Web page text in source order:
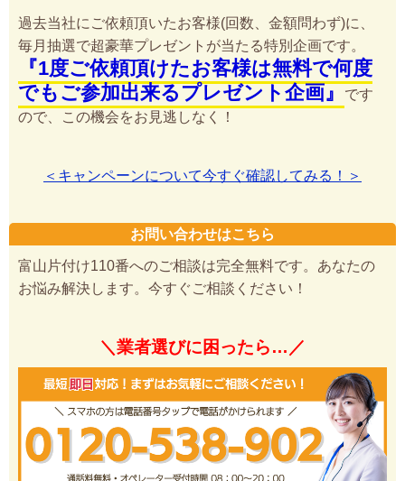
過去当社にご依頼頂いたお客様(回数、金額問わず)に、
毎月抽選で超豪華プレゼントが当たる特別企画です。
『1度ご依頼頂けたお客様は無料で何度
でもご参加出来るプレゼント企画』
です
ので、この機会をお見逃しなく！
＜キャンペーンについて今すぐ確認してみる！＞
お問い合わせはこちら
富山片付け110番へのご相談は完全無料です。あなたの
お悩み解決します。今すぐご相談ください！
＼業者選びに困ったら…／